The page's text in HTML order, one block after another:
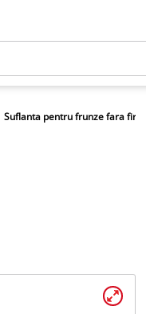
Suflanta pentru frunze fara fir